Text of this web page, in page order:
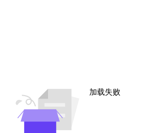
加载失败